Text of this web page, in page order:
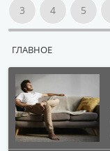
3 4 5
ГЛАВНОЕ